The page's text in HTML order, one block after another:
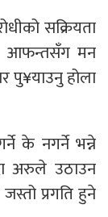
सक्रियता
आफन्तसँग मन
पु¥याउनु होला
के नगर्ने भन्ने
अरुले उठाउन
प्रगति हुने